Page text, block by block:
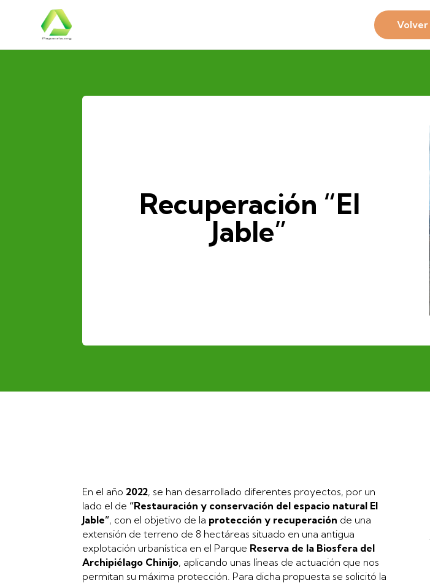
Volver
Recuperación “El
Jable”
En el año 2022, se han desarrollado diferentes proyectos, por un
lado el de “Restauración y conservación del espacio natural El
Jable”, con el objetivo de la protección y recuperación de una
extensión de terreno de 8 hectáreas situado en una antigua
explotación urbanística en el Parque Reserva de la Biosfera del
Archipiélago Chinijo, aplicando unas líneas de actuación que nos
permitan su máxima protección. Para dicha propuesta se solicitó la